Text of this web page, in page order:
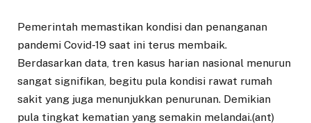
Pemerintah memastikan kondisi dan penanganan
pandemi Covid-19 saat ini terus membaik.
Berdasarkan data, tren kasus harian nasional menurun
sangat signifikan, begitu pula kondisi rawat rumah
sakit yang juga menunjukkan penurunan. Demikian
pula tingkat kematian yang semakin melandai.(ant)